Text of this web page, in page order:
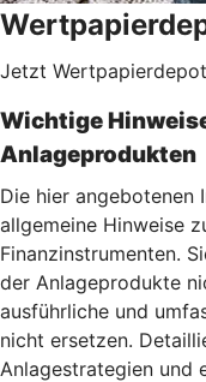
Jetzt
Wichtige
Anlageprodukten
Die hier angebotenen
allgemeine Hinweise
Finanzinstrumenten.
der Anlageprodukte
ausführliche und
nicht ersetzen.
Anlagestrategien und